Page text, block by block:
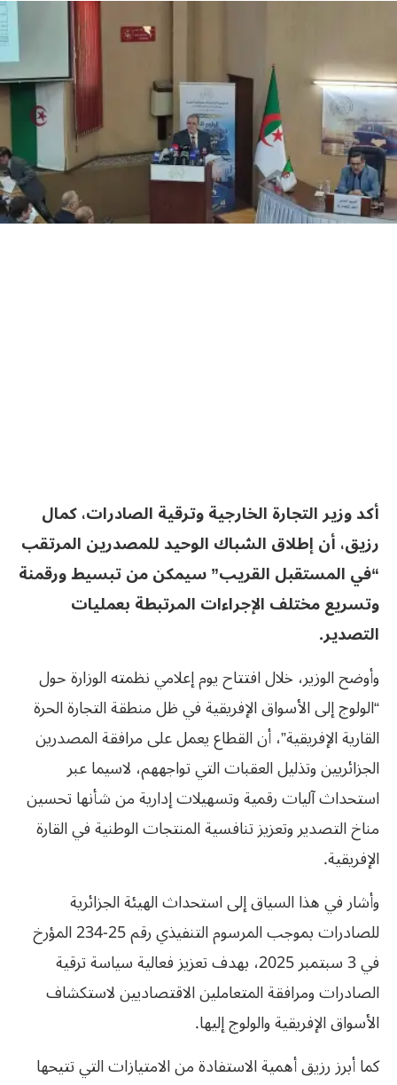
أكد وزير التجارة الخارجية وترقية الصادرات، كمال
رزيق، أن إطلاق الشباك الوحيد للمصدرين المرتقب
“في المستقبل القريب” سيمكن من تبسيط ورقمنة
وتسريع مختلف الإجراءات المرتبطة بعمليات
التصدير.
وأوضح الوزير، خلال افتتاح يوم إعلامي نظمته الوزارة حول
“الولوج إلى الأسواق الإفريقية في ظل منطقة التجارة الحرة
القارية الإفريقية”، أن القطاع يعمل على مرافقة المصدرين
الجزائريين وتذليل العقبات التي تواجههم، لاسيما عبر
استحداث آليات رقمية وتسهيلات إدارية من شأنها تحسين
مناخ التصدير وتعزيز تنافسية المنتجات الوطنية في القارة
الإفريقية.
وأشار في هذا السياق إلى استحداث الهيئة الجزائرية
للصادرات بموجب المرسوم التنفيذي رقم 25-234 المؤرخ
في 3 سبتمبر 2025، بهدف تعزيز فعالية سياسة ترقية
الصادرات ومرافقة المتعاملين الاقتصاديين لاستكشاف
الأسواق الإفريقية والولوج إليها.
كما أبرز رزيق أهمية الاستفادة من الامتيازات التي تتيحها